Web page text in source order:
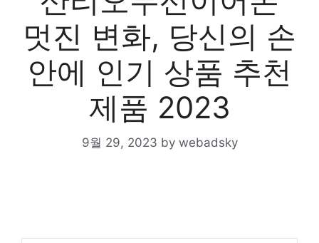
멋진 변화, 당신의 손
안에 인기 상품 추천
제품 2023
9월 29, 2023 by webadsky